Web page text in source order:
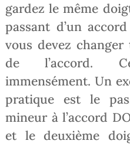
gardez le même
passant d’un
vous devez
de l’accord.
immensément. Un
pratique est le
mineur à l’accord
et le deuxième